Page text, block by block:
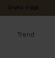
Gratis fragt
Trend